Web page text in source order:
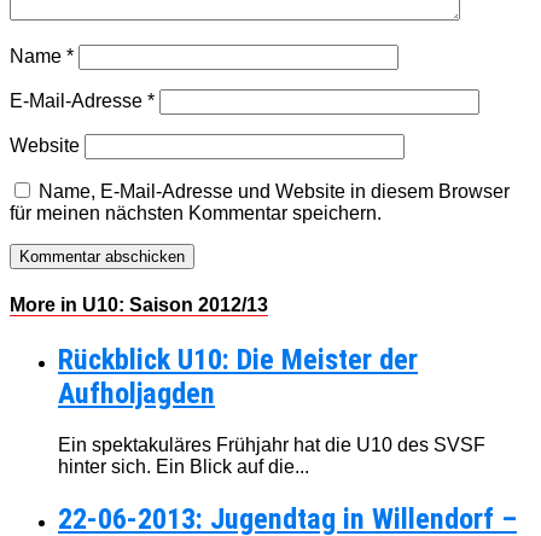
Name *
E-Mail-Adresse *
Website
Name, E-Mail-Adresse und Website in diesem Browser
für meinen nächsten Kommentar speichern.
More in U10: Saison 2012/13
Rückblick U10: Die Meister der
Aufholjagden
Ein spektakuläres Frühjahr hat die U10 des SVSF
hinter sich. Ein Blick auf die...
22-06-2013: Jugendtag in Willendorf –